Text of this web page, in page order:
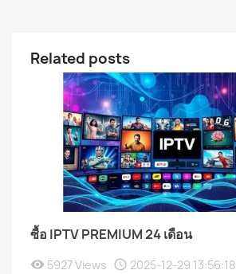
Related posts
ซื้อ IPTV PREMIUM 24 เดือน
5927 Views 2025-12-29 13:56:18